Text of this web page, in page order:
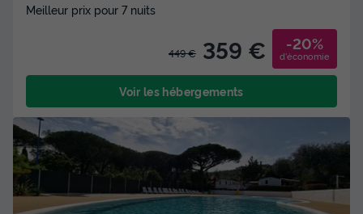
Meilleur prix pour 7 nuits
449 € 359 € -20%
d'économie
Voir les hébergements